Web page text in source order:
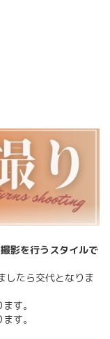
影を行うスタイルで
たら交代となりま
す。
す。